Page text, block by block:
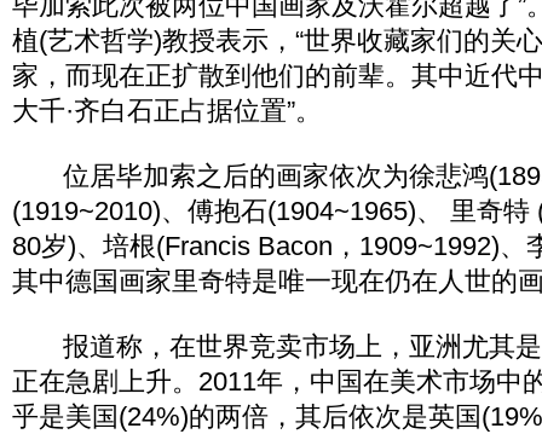
植(艺术哲学)教授表示，“世界收藏家们的关
家，而现在正扩散到他们的前辈。其中近代
大千·齐白石正占据位置”。
位居毕加索之后的画家依次为徐悲鸿
(1919~2010)、傅抱石(1904~1965)、 里奇特
80岁)、培根(Francis Bacon，1909~1992)、
其中德国画家里奇特是唯一现在仍在人世的
报道称，在世界竞卖市场上，亚洲尤其是
正在急剧上升。2011年，中国在美术市场中
乎是美国(24%)的两倍，其后依次是英国